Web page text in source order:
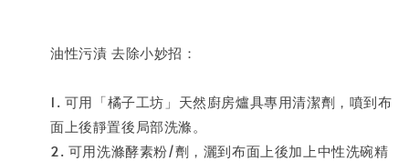
油性污漬 去除小妙招：
1. 可用「橘子工坊」天然廚房爐具專用清潔劑，噴到布
面上後靜置後局部洗滌。
2. 可用洗滌酵素粉/劑，灑到布面上後加上中性洗碗精